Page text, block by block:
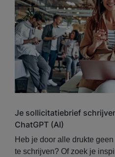
Je sollicitatiebrief
ChatGPT (AI)
Heb je door alle drukte
te schrijven? Of zoek je